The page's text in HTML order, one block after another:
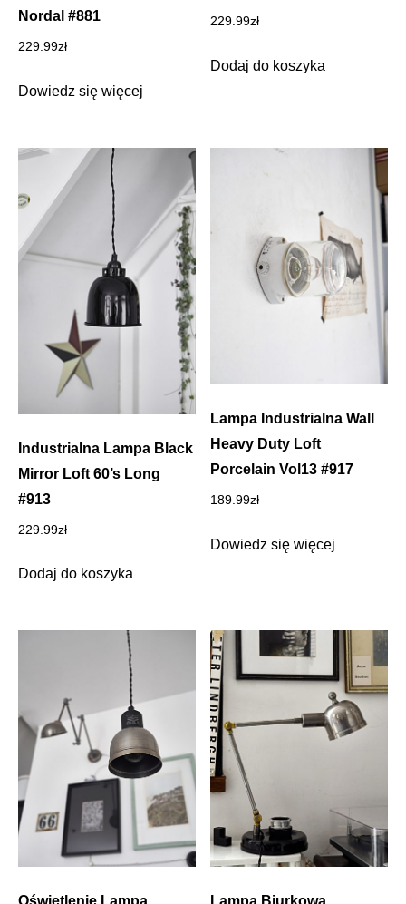
Nordal #881
229.99zł
Dowiedz się więcej
229.99zł
Dodaj do koszyka
Industrialna Lampa Black
Mirror Loft 60’s Long
#913
229.99zł
Dodaj do koszyka
Lampa Industrialna Wall
Heavy Duty Loft
Porcelain Vol13 #917
189.99zł
Dowiedz się więcej